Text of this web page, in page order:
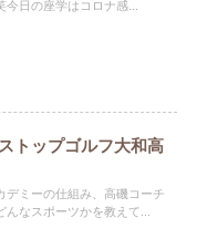
日の座学はコロナ感...
トップゴルフ大和高
デミーの仕組み、高磯コーチ
なスポーツかを教えて...